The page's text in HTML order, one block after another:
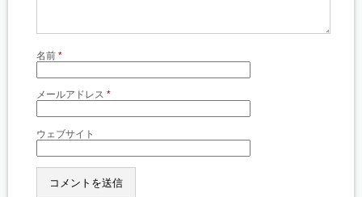
名前 *
メールアドレス *
ウェブサイト